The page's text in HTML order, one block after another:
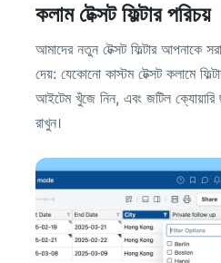
কলাম টেক্সট ফিল্টার পরিচয়
আমাদের নতুন টেক্সট ফিল্টার আপনাকে
দেয়: যেকোনো কাস্টম টেক্সট কলামে
আইটেম খুঁজে নিন, এবং জটিল ক্যোয়ারি
রাখুন।